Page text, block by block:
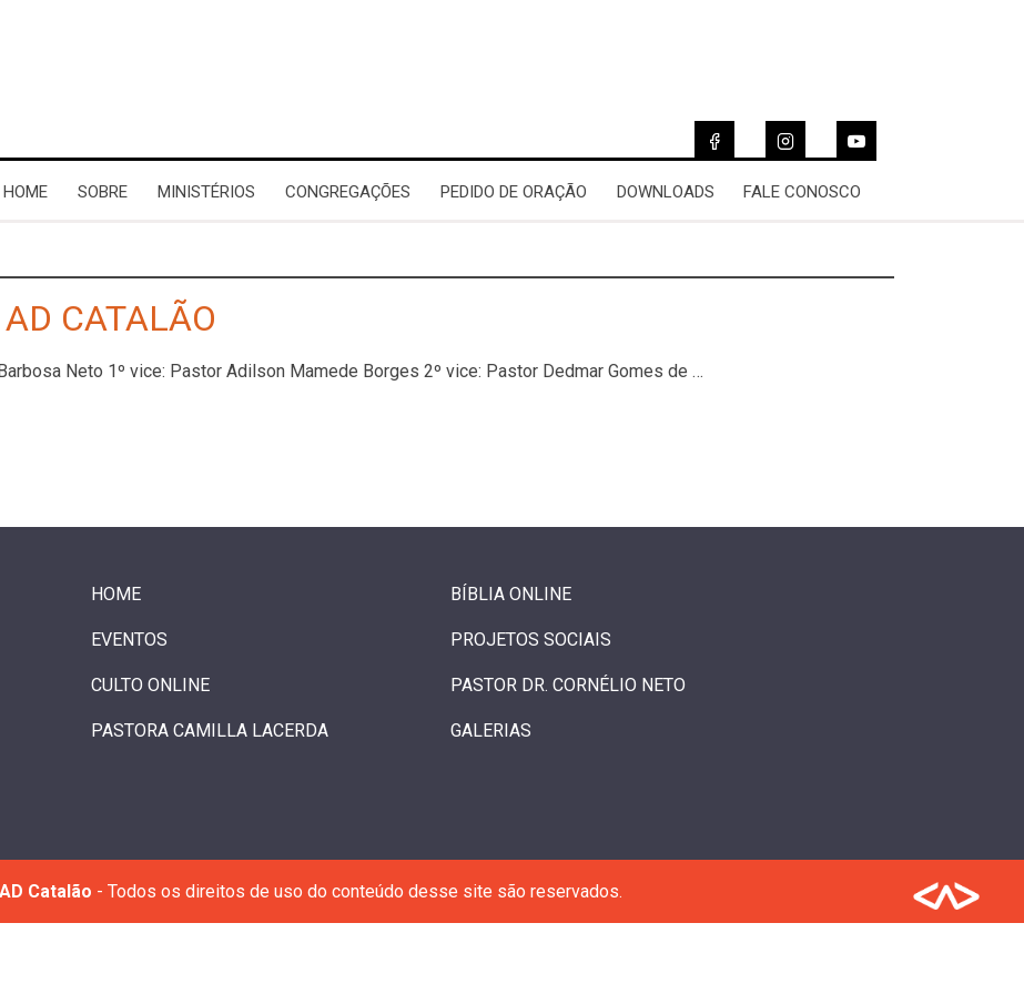
HOME SOBRE MINISTÉRIOS CONGREGAÇÕES PEDIDO DE ORAÇÃO DOWNLOADS FALE CONOSCO
CATALÃO
Neto 1º vice: Pastor Adilson Mamede Borges 2º vice: Pastor Dedmar Gomes de …
HOME BÍBLIA ONLINE
EVENTOS PROJETOS SOCIAIS
CULTO ONLINE PASTOR DR. CORNÉLIO NETO
PASTORA CAMILLA LACERDA GALERIAS
Catalão - Todos os direitos de uso do conteúdo desse site são reservados.